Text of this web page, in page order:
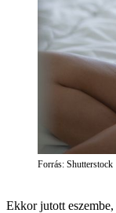
Forrás: Shutterstock
Ekkor jutott